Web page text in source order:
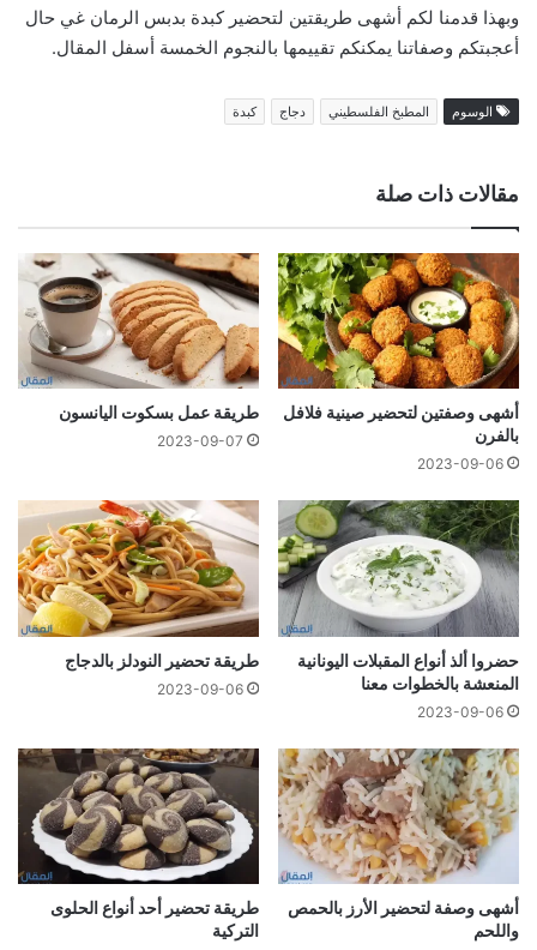
وبهذا قدمنا لكم أشهى طريقتين لتحضير كبدة بدبس الرمان غي حال
أعجبتكم وصفاتنا يمكنكم تقييمها بالنجوم الخمسة أسفل المقال.
الوسوم المطبخ الفلسطيني دجاج كبدة
مقالات ذات صلة
أشهى وصفتين لتحضير صينية فلافل
بالفرن
2023-09-06
طريقة عمل بسكوت اليانسون
2023-09-07
حضروا ألذ أنواع المقبلات اليونانية
المنعشة بالخطوات معنا
2023-09-06
طريقة تحضير النودلز بالدجاج
2023-09-06
أشهى وصفة لتحضير الأرز بالحمص
واللحم
طريقة تحضير أحد أنواع الحلوى
التركية